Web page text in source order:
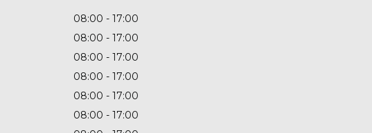
08:00
17:00
08:00
17:00
08:00
17:00
08:00
17:00
08:00
17:00
08:00
17:00